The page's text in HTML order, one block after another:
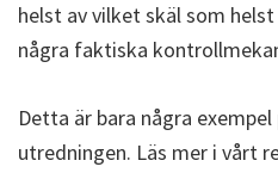
helst av vilket skäl som
några faktiska
Detta är bara några
utredningen. Läs mer i vårt